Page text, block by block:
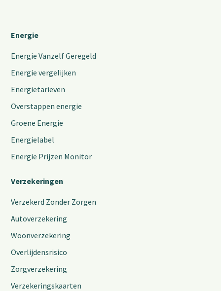
Energie
Energie Vanzelf Geregeld
Energie vergelijken
Energietarieven
Overstappen energie
Groene Energie
Energielabel
Energie Prijzen Monitor
Verzekeringen
Verzekerd Zonder Zorgen
Autoverzekering
Woonverzekering
Overlijdensrisico
Zorgverzekering
Verzekeringskaarten